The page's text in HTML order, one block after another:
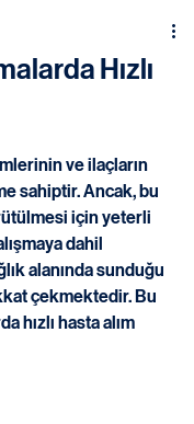
Hızlı
ve ilaçların
sahiptir. Ancak, bu
için yeterli
dahil
alanında sunduğu
çekmektedir. Bu